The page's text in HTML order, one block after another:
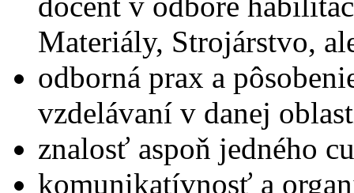
Materiály, Strojárstvo,
odborná prax a
vzdelávaní v danej
znalosť aspoň jedného
komunikatívnosť a